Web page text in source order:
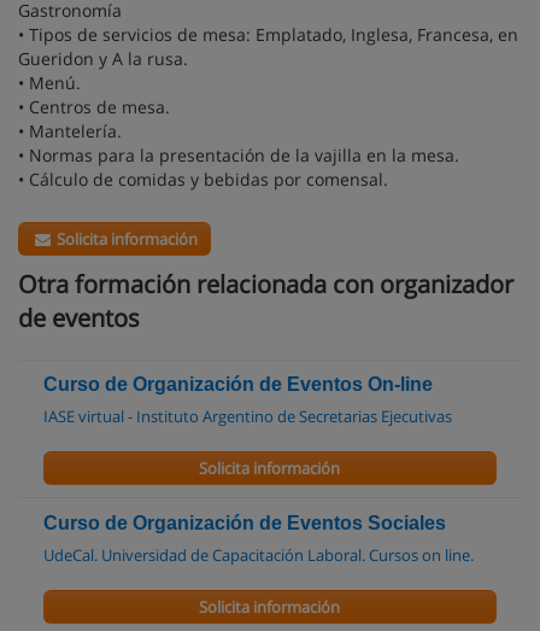
Gastronomía
• Tipos de servicios de mesa: Emplatado, Inglesa, Francesa, en
Gueridon y A la rusa.
• Menú.
• Centros de mesa.
• Mantelería.
• Normas para la presentación de la vajilla en la mesa.
• Cálculo de comidas y bebidas por comensal.
Solicita información
Otra formación relacionada con organizador
de eventos
Curso de Organización de Eventos On-line
IASE virtual - Instituto Argentino de Secretarias Ejecutivas
Solicita información
Curso de Organización de Eventos Sociales
UdeCal. Universidad de Capacitación Laboral. Cursos on line.
Solicita información